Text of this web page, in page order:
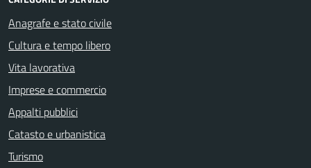
Anagrafe e stato civile
Cultura e tempo libero
Vita lavorativa
Imprese e commercio
Appalti pubblici
Catasto e urbanistica
Turismo